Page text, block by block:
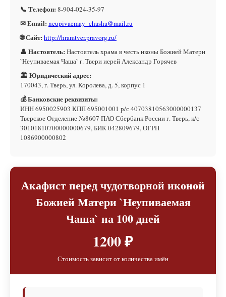
📞 Телефон: 8-904-024-35-97
✉ Email: neupivaemay_chasha@mail.ru
🌐 Сайт: http://hramtver.pravorg.ru/
👤 Настоятель: Настоятель храма в честь иконы Божией Матери
`Неупиваемая Чаша` г. Твери иерей Александр Горячев
🏛 Юридический адрес:
170043, г. Тверь, ул. Королева, д. 5, корпус 1
💰 Банковские реквизиты:
ИНН 6950025903 КПП 695001001 р/с 40703810563000000137
Тверское Отделение №8607 ПАО Сбербанк России г. Тверь, к/с
30101810700000000679, БИК 042809679, ОГРН
1086900000802
Акафист перед чудотворной иконой
Божией Матери `Неупиваемая
Чаша` на 100 дней
1200 ₽
Стоимость зависит от количества имён